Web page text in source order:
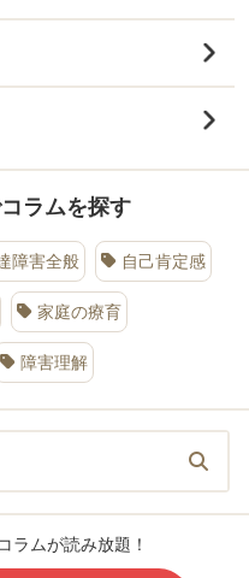
ラムを探す
障害全般 自己肯定感
家庭の療育
障害理解
ラムが読み放題！